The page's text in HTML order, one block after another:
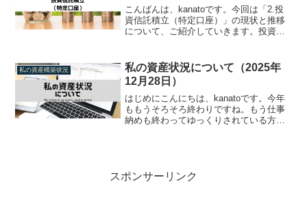
こんばんは、kanatoです。今回は「2.投
資信託積立（特定口座）」の現状と推移
について、ご紹介していきます。投資方
み立てていきます。詳細はこちらをご参
照ください。ちな...
私の資産構築状況
私の資産状況について（2025年
12月28日）
はじめにこんにちは、kanatoです。今年
ももうそろそろ終わりですね。もう仕事
納めも終わってゆっくりされている方も
スポンサーリンク